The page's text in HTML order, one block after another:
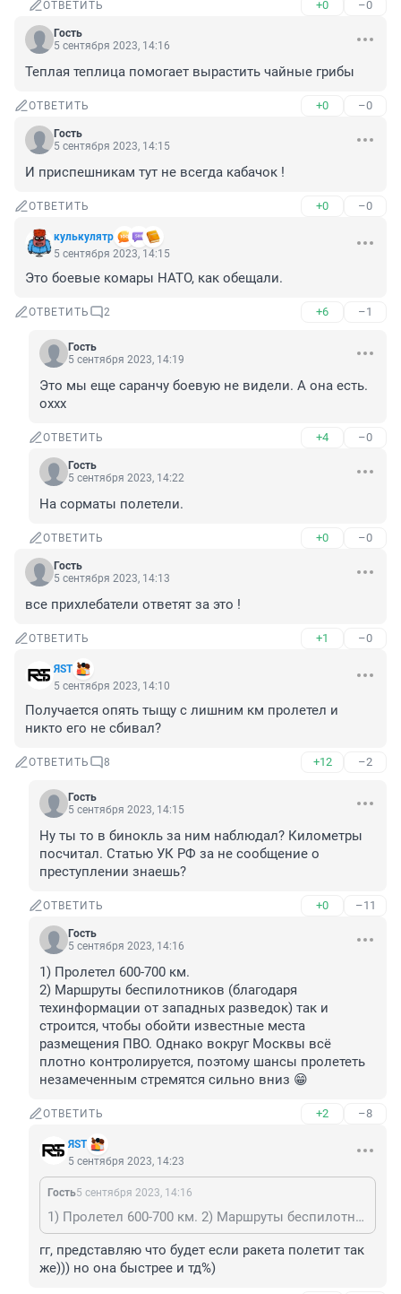
ОТВЕТИТЬ +0 –0
Гость
5 сентября 2023, 14:16
Теплая теплица помогает вырастить чайные грибы
ОТВЕТИТЬ +0 –0
Гость
5 сентября 2023, 14:15
И приспешникам тут не всегда кабачок !
ОТВЕТИТЬ +0 –0
кулькулятр
5 сентября 2023, 14:15
Это боевые комары НАТО, как обещали.
ОТВЕТИТЬ 2 +6 –1
Гость
5 сентября 2023, 14:19
Это мы еще саранчу боевую не видели. А она есть.
оххх
ОТВЕТИТЬ +4 –0
Гость
5 сентября 2023, 14:22
На сорматы полетели.
ОТВЕТИТЬ +0 –0
Гость
5 сентября 2023, 14:13
все прихлебатели ответят за это !
ОТВЕТИТЬ +1 –0
ЯSТ
5 сентября 2023, 14:10
Получается опять тыщу с лишним км пролетел и
никто его не сбивал?
ОТВЕТИТЬ 8 +12 –2
Гость
5 сентября 2023, 14:15
Ну ты то в бинокль за ним наблюдал? Километры
посчитал. Статью УК РФ за не сообщение о
преступлении знаешь?
ОТВЕТИТЬ +0 –11
Гость
5 сентября 2023, 14:16
1) Пролетел 600-700 км.
2) Маршруты беспилотников (благодаря
техинформации от западных разведок) так и
строится, чтобы обойти известные места
размещения ПВО. Однако вокруг Москвы всё
плотно контролируется, поэтому шансы пролететь
незамеченным стремятся сильно вниз 😁
ОТВЕТИТЬ +2 –8
ЯSТ
5 сентября 2023, 14:23
Гость5 сентября 2023, 14:16
1) Пролетел 600-700 км. 2) Маршруты беспилотников (благодаря техинформации от западных разведок) так и строится, чтобы обойти известные места размещения ПВО. Однако вокруг Москвы всё плотно контролируется, поэтому шансы пролететь незамеченным стремятся сильно вниз 😁
гг, представляю что будет если ракета полетит так
же))) но она быстрее и тд%)